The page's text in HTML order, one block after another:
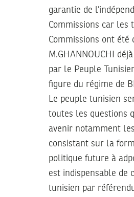
garantie de
Commissions car les
Commissions ont été
M.GHANNOUCHI
par le Peuple
figure du régime de
Le peuple tunisien
toutes les questions
avenir notamment
consistant sur la
politique future à
est indispensable de
tunisien par